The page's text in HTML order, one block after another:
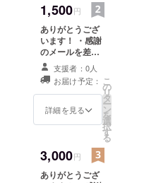
と沢山の子
供達に
「Goo+ing」
の存在を
知ってもら
いたいので
す！皆さん
の支援をお
りますので
是非パトロ
1,500円
ありがとうござ
います！ ・感謝
のメールを差し
上げます！ ・
「GOO+ing」の
オリジナルシー
ルプレゼント！
支援者：0人
お届け予定：
詳細を見る
こ
の
リ
タ
ー
ン
を
選
択
す
る
3,000円
ありがとうござ